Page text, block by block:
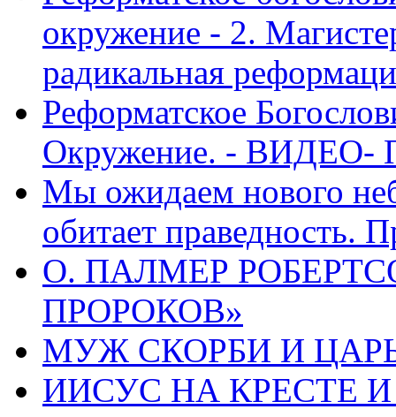
окружение - 2.
радикальная
Реформатское
Окружение. - ВИДЕО-
Мы ожидаем нового
обитает праведность.
О. ПАЛМЕР
ПРОРОКОВ»
МУЖ СКОРБИ И ЦАРЬ
ИИСУС НА КРЕСТЕ